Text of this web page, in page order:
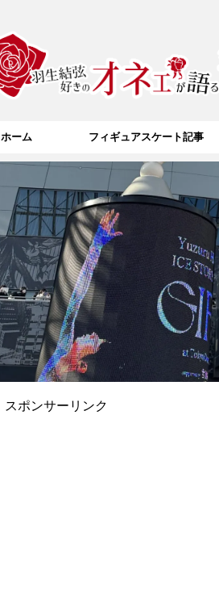
ホーム フィギュアスケート記事
スポンサーリンク